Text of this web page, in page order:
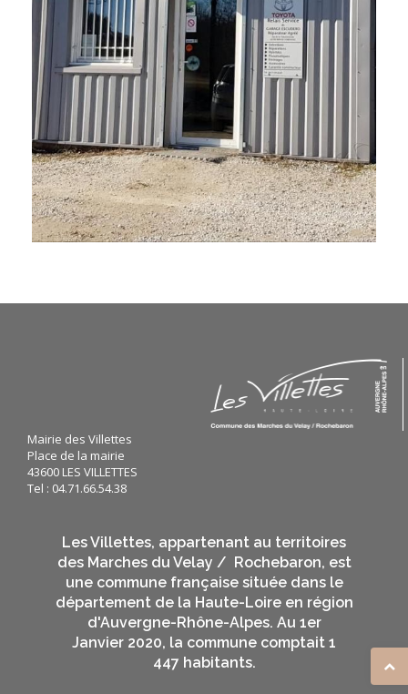
Mairie des Villettes
Place de la mairie
43600 LES VILLETTES
Tel : 04.71.66.54.38
Les Villettes, appartenant au territoires
des Marches du Velay / Rochebaron, est
une commune française située dans le
département de la Haute-Loire en région
d'Auvergne-Rhône-Alpes. Au 1er
Janvier 2020, la commune comptait 1
447 habitants.